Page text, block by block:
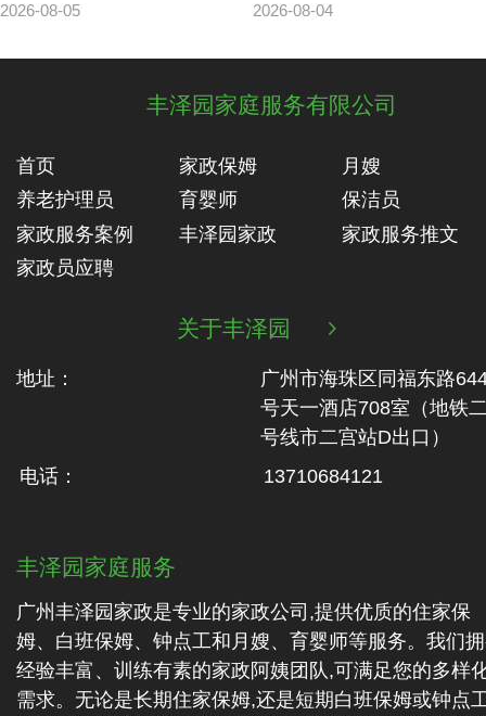
2026-08-05 2026-08-04
丰泽园家庭服务有限公司
首页 家政保姆
月嫂
养老护理员
育婴师
保洁员
家政服务案例
丰泽园家政
家政服务推文
家政员应聘
关于丰泽园 
地址：
广州市海珠区同福东路
号天一酒店708室（地铁‬
号线市二‬宫站D出口）
电话：
13710684121
丰泽园家庭服务
广州丰泽园家政是专业的家政公司,提供优质的住家保
姆、白班保姆、钟点工和月嫂、育婴师等服务。我们
经验丰富、训练有素的家政阿姨团队,可满足您的多样
需求。无论是长期住家保姆,还是短期白班保姆或钟点